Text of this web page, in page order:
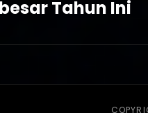
Tahun Ini